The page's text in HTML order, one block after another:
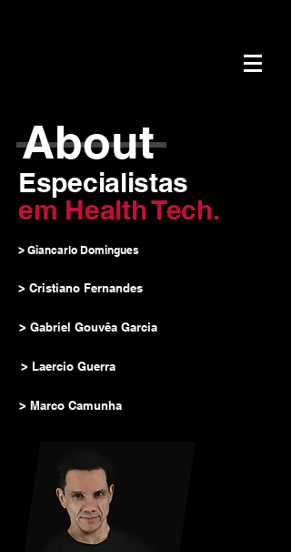
About
Especialistas
em Health Tech.
> Giancarlo Domingues
> Cristiano Fernandes
> Gabriel Gouvêa Garcia
> Laercio Guerra
> Marco Camunha